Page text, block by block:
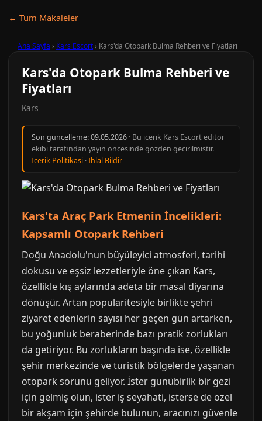
← Tum Makaleler
Ana Sayfa › Kars Escort› Kars'da Otopark Bulma Rehberi ve Fiyatları
Kars'da Otopark Bulma Rehberi ve
Fiyatları
Kars
Son guncelleme:09.05.2026 · Bu icerik Kars Escort editor
ekibi tarafindan yayin oncesinde gozden gecirilmistir.
Icerik Politikasi ·Ihlal Bildir
Kars'ta Araç Park Etmenin İncelikleri:
Kapsamlı Otopark Rehberi
Doğu Anadolu'nun büyüleyici atmosferi, tarihi
dokusu ve eşsiz lezzetleriyle öne çıkan Kars,
özellikle kış aylarında adeta bir masal diyarına
dönüşür. Artan popülaritesiyle birlikte şehri
ziyaret edenlerin sayısı her geçen gün artarken,
bu yoğunluk beraberinde bazı pratik zorlukları
da getiriyor. Bu zorlukların başında ise, özellikle
şehir merkezinde ve turistik bölgelerde yaşanan
otopark sorunu geliyor. İster günübirlik bir gezi
için gelmiş olun, ister iş seyahati, isterse de özel
bir akşam için şehirde bulunun, aracınızı güvenle